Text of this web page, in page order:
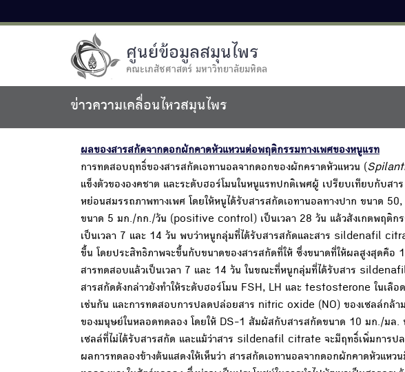
ศูนย์ข้อมูลสมุนไพร
คณะเภสัชศาสตร์ มหาวิทยาลัยมหิดล
ข่าวความเคลื่อนไหวสมุนไพร
ผลของสารสกัดจากดอกผักคาดหัวแหวนต่อพฤติกรรมทางเพศของหนูแรท
การทดสอบฤทธิ์ของสารสกัดเอทานอลจากดอกของผักคราดหัวแหวน (
แข็งตัวขององคชาต และระดับฮอร์โมนในหนูแรทปกติเพศผู้ เปรียบเทียบกับ
หย่อนสมรรถภาพทางเพศ โดยให้หนูได้รับสารสกัดเอทานอลทางปาก ขนาด
ขนาด 5 มก./กก./วัน (positive control) เป็นเวลา 28 วัน แล้วสังเกตพฤติก
เป็นเวลา 7 และ 14 วัน พบว่าหนูกลุ่มที่ได้รับสารสกัดและสาร sildenafil
ขึ้น โดยประสิทธิภาพจะขึ้นกับขนาดของสารสกัดที่ให้ ซึ่งขนาดที่ให้ผลสูงสุดคือ
สารทดสอบแล้วเป็นเวลา 7 และ 14 วัน ในขณะที่หนูกลุ่มที่ได้รับสาร
สารสกัดดังกล่าวยังทำให้ระดับฮอร์โมน FSH, LH และ testosterone ในเลื
เช่นกัน และการทดสอบการปลดปล่อยสาร nitric oxide (NO) ของเซลล์กล้
ของมนุษย์ในหลอดทดลอง โดยให้ DS-1 สัมผัสกับสารสกัดขนาด 10 มก./มล.
เซลล์ที่ไม่ได้รับสารสกัด และแม้ว่าสาร sildenafil citrate จะมีฤทธิ์เพิ่มการ
ผลการทดลองข้างต้นแสดงให้เห็นว่า สารสกัดเอทานอลจากดอกผักคาดหัวแห